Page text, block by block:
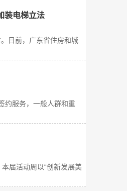
装电梯立法
日前，广东省住房和城
约服务，一般人群和重
届活动周以“创新发展美